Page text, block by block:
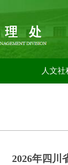
处
人文社
2026年四川